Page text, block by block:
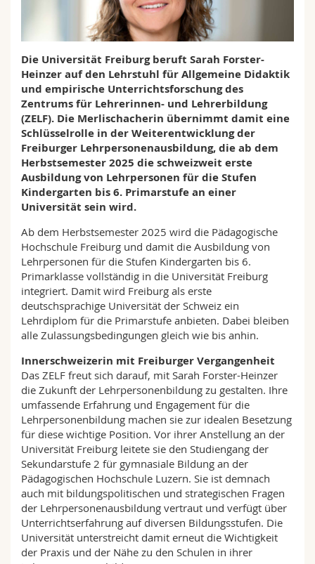
Math.-Nat. und Med. Fak.
MyUnifr
Die Universität Freiburg beruft Sarah Forster-
Heinzer auf den Lehrstuhl für Allgemeine Didaktik
und empirische Unterrichtsforschung des
Zentrums für Lehrerinnen- und Lehrerbildung
(ZELF). Die Merlischacherin übernimmt damit eine
Schlüsselrolle in der Weiterentwicklung der
Freiburger Lehrpersonenausbildung, die ab dem
Herbstsemester 2025 die schweizweit erste
Ausbildung von Lehrpersonen für die Stufen
Kindergarten bis 6. Primarstufe an einer
Universität sein wird.
Ab dem Herbstsemester 2025 wird die Pädagogische
Hochschule Freiburg und damit die Ausbildung von
Lehrpersonen für die Stufen Kindergarten bis 6.
Primarklasse vollständig in die Universität Freiburg
integriert. Damit wird Freiburg als erste
deutschsprachige Universität der Schweiz ein
Lehrdiplom für die Primarstufe anbieten. Dabei bleiben
alle Zulassungsbedingungen gleich wie bis anhin.
Innerschweizerin mit Freiburger Vergangenheit
Das ZELF freut sich darauf, mit Sarah Forster-Heinzer
die Zukunft der Lehrpersonenbildung zu gestalten. Ihre
umfassende Erfahrung und Engagement für die
Lehrpersonenbildung machen sie zur idealen Besetzung
für diese wichtige Position. Vor ihrer Anstellung an der
Universität Freiburg leitete sie den Studiengang der
Sekundarstufe 2 für gymnasiale Bildung an der
Pädagogischen Hochschule Luzern. Sie ist demnach
auch mit bildungspolitischen und strategischen Fragen
der Lehrpersonenausbildung vertraut und verfügt über
Unterrichtserfahrung auf diversen Bildungsstufen. Die
Universität unterstreicht damit erneut die Wichtigkeit
der Praxis und der Nähe zu den Schulen in ihrer